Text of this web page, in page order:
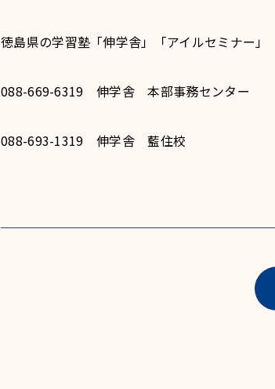
徳島県の学習塾「伸学舎」「アイルセミナー」
088-669-6319 伸学舎 本部事務センター
088-693-1319 伸学舎 藍住校